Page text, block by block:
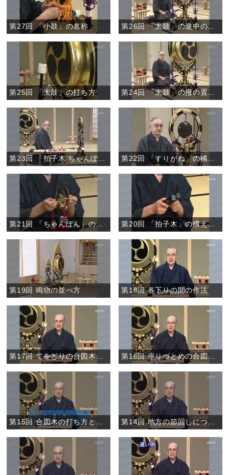
第27回 「小鼓」の名称 第26回 「太鼓」の途中の作法
第25回 「太鼓」の打ち方 第24回 「太鼓」の撥の置き方、持ち方
第23回 「拍子木 ちゃんぽん すりがね」の途中の作法 第22回 「すりがね」の構え方、打ち方
第21回 「ちゃんぽん」の構え方、打ち方 第20回 「拍子木」の構え方、打ち方
第19回 鳴物の並べ方 第18回 各下りの間の作法
第17回 てをどりの合図木の打ち方 第16回 座りづとめの合図木の打ち方
第15回 合図木の打ち方と数取り 第14回 地方の節回しについて②